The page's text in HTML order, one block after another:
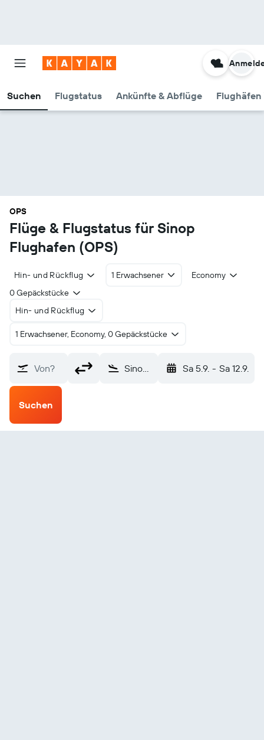
Suchen Flugstatus Ankünfte & Abflüge Flughäfen
OPS
Flüge & Flugstatus für Sinop
Flughafen (OPS)
Hin- und Rückflug 1 Erwachsener
Economy
0 Gepäckstücke
Hin- und Rückflug
1 Erwachsener, Economy, 0 Gepäckstücke
Von? Sinop (OPS) Sa 5.9. - Sa 12.9.
Suchen